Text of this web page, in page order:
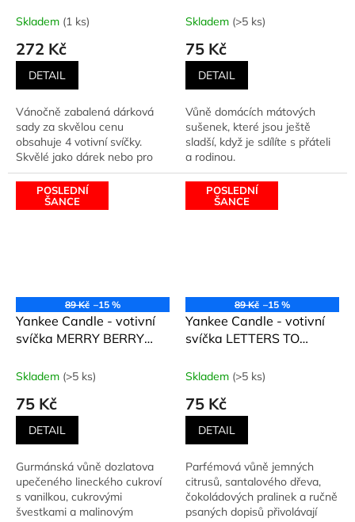
Skladem (1 ks)
272 Kč
DETAIL
Vánočně zabalená dárková
sady za skvělou cenu
obsahuje 4 votivní svíčky.
Skvělé jako dárek nebo pro
vyzkoušení nových vůní.
Sada...
(Peprmintové sušenky) 49
Skladem (>5 ks)
75 Kč
DETAIL
Vůně domácích mátových
sušenek, které jsou ještě
sladší, když je sdílíte s přáteli
a rodinou.
POSLEDNÍ
ŠANCE
89 Kč –15 %
Yankee Candle - votivní
svíčka MERRY BERRY
Skladem (>5 ks)
75 Kč
DETAIL
Gurmánská vůně dozlatova
upečeného lineckého cukroví
s vanilkou, cukrovými
švestkami a malinovým
POSLEDNÍ
ŠANCE
89 Kč –15 %
Yankee Candle - votivní
svíčka LETTERS TO
49 g
Skladem (>5 ks)
75 Kč
DETAIL
Parfémová vůně jemných
citrusů, santalového dřeva,
čokoládových pralinek a ručně
psaných dopisů přivolávají